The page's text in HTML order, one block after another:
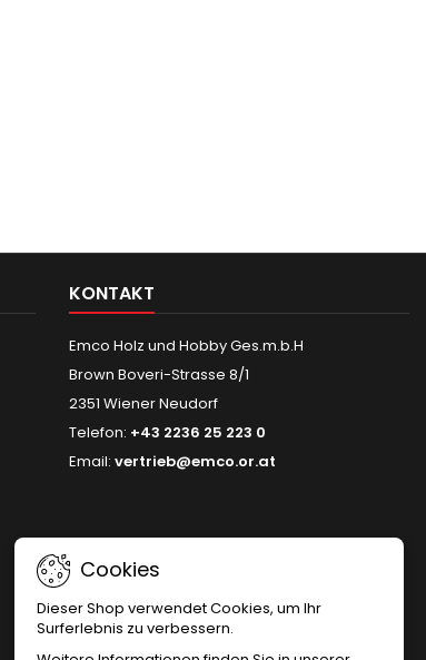
KONTAKT
Emco Holz und Hobby Ges.m.b.H
Brown Boveri-Strasse 8/1
2351 Wiener Neudorf
Telefon: +43 2236 25 223 0
Email: vertrieb@emco.or.at
Cookies
Dieser Shop verwendet Cookies, um Ihr
Surferlebnis zu verbessern.